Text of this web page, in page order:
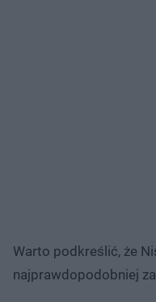
Warto podkreślić, że
najprawdopodobniej